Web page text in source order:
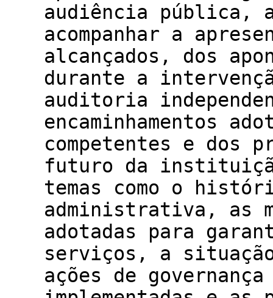
audiência pública,
acompanhar a
alcançados, dos
durante a
auditoria
encaminhamentos
competentes e dos
futuro da
temas como o
administrativa, as
adotadas para
serviços, a
ações de